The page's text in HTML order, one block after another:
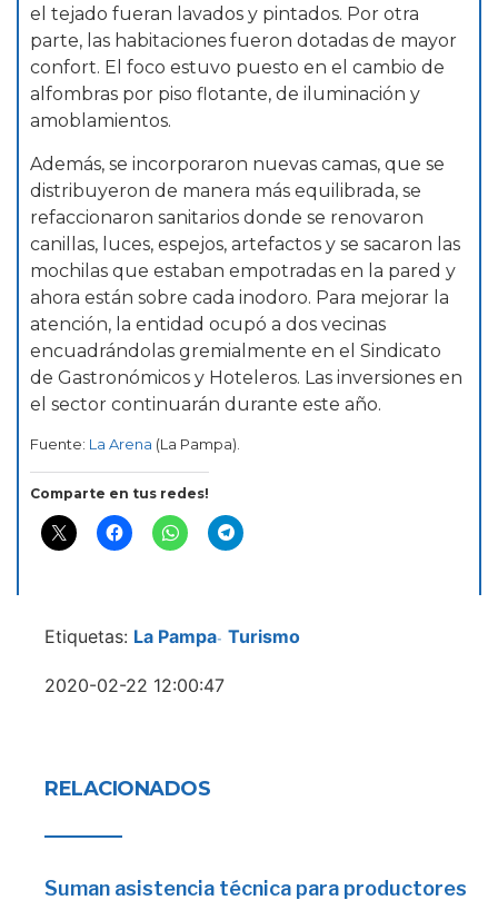
el tejado fueran lavados y pintados. Por otra
parte, las habitaciones fueron dotadas de mayor
confort. El foco estuvo puesto en el cambio de
alfombras por piso flotante, de iluminación y
amoblamientos.
Además, se incorporaron nuevas camas, que se
distribuyeron de manera más equilibrada, se
refaccionaron sanitarios donde se renovaron
canillas, luces, espejos, artefactos y se sacaron las
mochilas que estaban empotradas en la pared y
ahora están sobre cada inodoro. Para mejorar la
atención, la entidad ocupó a dos vecinas
encuadrándolas gremialmente en el Sindicato
de Gastronómicos y Hoteleros. Las inversiones en
el sector continuarán durante este año.
Fuente: La Arena (La Pampa).
Comparte en tus redes!
Etiquetas: La Pampa- Turismo
2020-02-22 12:00:47
RELACIONADOS
Suman asistencia técnica para productores